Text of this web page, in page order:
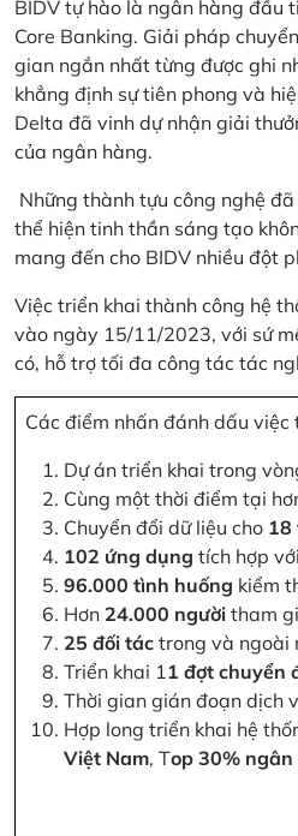
BIDV tự hào là ngân hàng đầu
Core Banking. Giải pháp
gian ngắn nhất từng được ghi
khẳng định sự tiên phong và
Delta đã vinh dự nhận giải
của ngân hàng.
Những thành tựu công nghệ
thể hiện tinh thần sáng tạo
mang đến cho BIDV nhiều đột
Việc triển khai thành công hệ
vào ngày 15/11/2023, với sứ
có, hỗ trợ tối đa công tác tác
Các điểm nhấn đánh dấu
Dự án triển khai trong
Cùng một thời điểm tại
Chuyển đổi dữ liệu cho 18
102 ứng dụng tích hợp
96.000 tình huống kiểm
Hơn 24.000 người tham
25 đối tác trong và ngoài
Triển khai 11 đợt chuyển
Thời gian gián đoạn dịch
Hợp long triển khai hệ
Việt Nam, Top 30% ngân